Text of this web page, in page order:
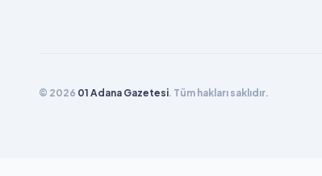
© 2026 01 Adana Gazetesi. Tüm hakları saklıdır.